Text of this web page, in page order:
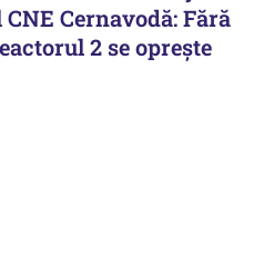
Cernavodă: Fără
2 se oprește